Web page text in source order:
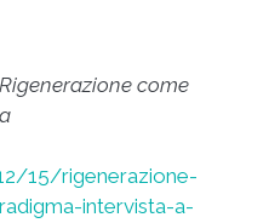
Rigenerazione come
15/rigenerazione-
intervista-a-